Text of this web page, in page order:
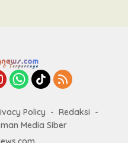
Policy
Redaksi
Media Siber